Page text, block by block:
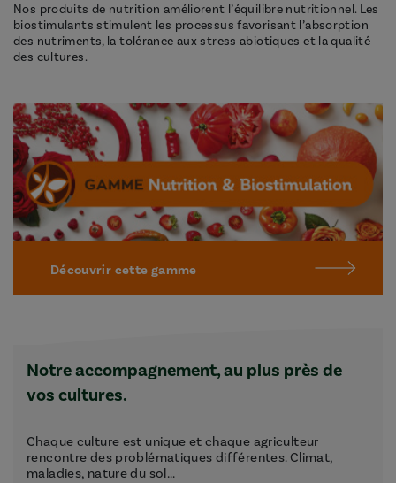
Nos produits de nutrition améliorent l’équilibre nutritionnel. Les
biostimulants stimulent les processus favorisant l’absorption
des nutriments, la tolérance aux stress abiotiques et la qualité
des cultures.
Découvrir cette gamme
Notre accompagnement, au plus près de
vos cultures.
Chaque culture est unique et chaque agriculteur
rencontre des problématiques différentes. Climat,
maladies, nature du sol...